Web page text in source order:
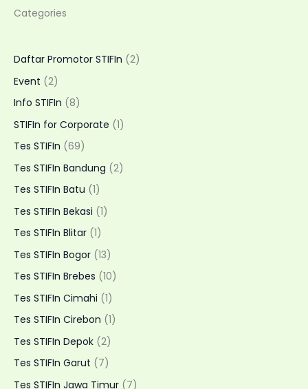
Anak
dengan
Layanan
Home
Visit
Fleksibel
Categories
Daftar Promotor STIFIn (2)
Event (2)
Info STIFIn (8)
STIFIn for Corporate (1)
Tes STIFIn (69)
Tes STIFIn Bandung (2)
Tes STIFIn Batu (1)
Tes STIFIn Bekasi (1)
Tes STIFIn Blitar (1)
Tes STIFIn Bogor (13)
Tes STIFIn Brebes (10)
Tes STIFIn Cimahi (1)
Tes STIFIn Cirebon (1)
Tes STIFIn Depok (2)
Tes STIFIn Garut (7)
Tes STIFIn Jawa Timur (7)